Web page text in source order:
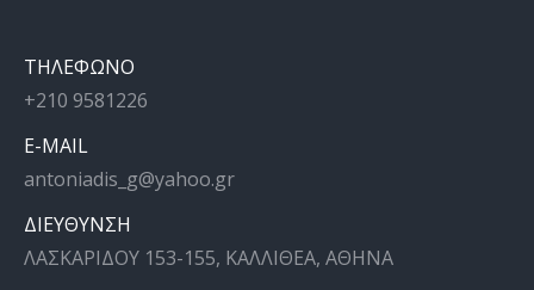
ΤΗΛΕΦΩΝΟ
+210 9581226
E-MAIL
antoniadis_g@yahoo.gr
ΔΙΕΥΘΥΝΣΗ
ΛΑΣΚΑΡΙΔΟΥ 153-155, ΚΑΛΛΙΘΕΑ, ΑΘΗΝΑ